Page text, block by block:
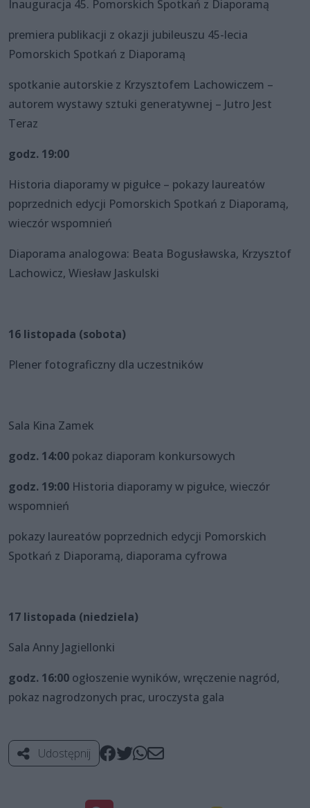
Inauguracja 45. Pomorskich Spotkań z Diaporamą
premiera publikacji z okazji jubileuszu 45-lecia
Pomorskich Spotkań z Diaporamą
spotkanie autorskie z Krzysztofem Lachowiczem –
autorem wystawy sztuki generatywnej – Jutro Jest
Teraz
godz. 19:00
Historia diaporamy w pigułce – pokazy laureatów
poprzednich edycji Pomorskich Spotkań z Diaporamą,
wieczór wspomnień
Diaporama analogowa: Beata Bogusławska, Krzysztof
Lachowicz, Wiesław Jaskulski
16 listopada (sobota)
Plener fotograficzny dla uczestników
Sala Kina Zamek
godz. 14:00 pokaz diaporam konkursowych
godz. 19:00 Historia diaporamy w pigułce, wieczór
wspomnień
pokazy laureatów poprzednich edycji Pomorskich
Spotkań z Diaporamą, diaporama cyfrowa
17 listopada (niedziela)
Sala Anny Jagiellonki
godz. 16:00 ogłoszenie wyników, wręczenie nagród,
pokaz nagrodzonych prac, uroczysta gala
Udostępnij